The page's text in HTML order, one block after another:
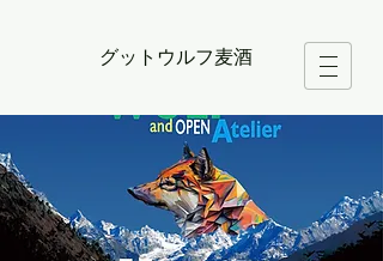
グットウルフ麦酒